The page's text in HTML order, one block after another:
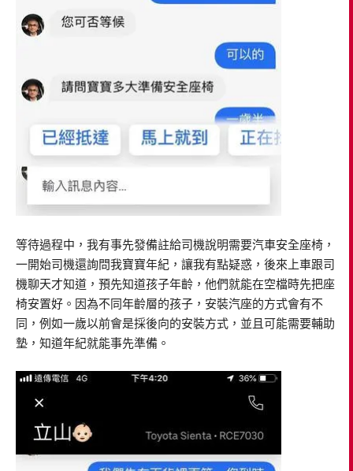
等待過程中，我有事先發備註給司機說明需要汽車安全座椅，
一開始司機還詢問我寶寶年紀，讓我有點疑惑，後來上車跟司
機聊天才知道，預先知道孩子年齡，他們就能在空檔時先把座
椅安置好。因為不同年齡層的孩子，安裝汽座的方式會有不
同，例如一歲以前會是採後向的安裝方式，並且可能需要輔助
墊，知道年紀就能事先準備。